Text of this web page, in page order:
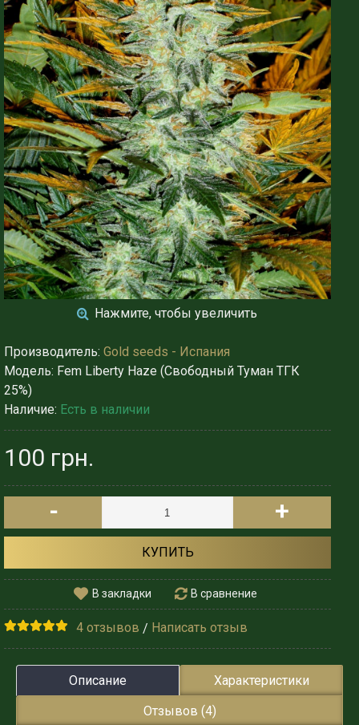
Нажмите, чтобы увеличить
Производитель: Gold seeds - Испания
Модель: Fem Liberty Haze (Свободный Туман ТГК
25%)
Наличие: Есть в наличии
100 грн.
-
+
КУПИТЬ
В закладки В сравнение
4 отзывов / Написать отзыв
Описание
Характеристики
Отзывов (4)